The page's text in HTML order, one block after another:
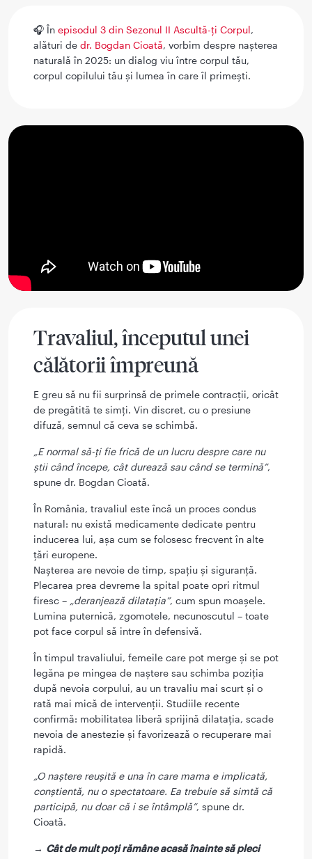
🎧 În episodul 3 din Sezonul II Ascultă-ți Corpul,
alături de dr. Bogdan Cioată, vorbim despre nașterea
naturală în 2025: un dialog viu între corpul tău,
corpul copilului tău și lumea în care îl primești.
Travaliul, începutul unei
călătorii împreună
E greu să nu fii surprinsă de primele contracții, oricât
de pregătită te simți. Vin discret, cu o presiune
difuză, semnul că ceva se schimbă.
„E normal să-ți fie frică de un lucru despre care nu
știi când începe, cât durează sau când se termină”,
spune dr. Bogdan Cioată.
În România, travaliul este încă un proces condus
natural: nu există medicamente dedicate pentru
inducerea lui, așa cum se folosesc frecvent în alte
țări europene.
Nașterea are nevoie de timp, spațiu și siguranță.
Plecarea prea devreme la spital poate opri ritmul
firesc – „deranjează dilatația”, cum spun moașele.
Lumina puternică, zgomotele, necunoscutul – toate
pot face corpul să intre în defensivă.
În timpul travaliului, femeile care pot merge și se pot
legăna pe mingea de naștere sau schimba poziția
după nevoia corpului, au un travaliu mai scurt și o
rată mai mică de intervenții. Studiile recente
confirmă: mobilitatea liberă sprijină dilatația, scade
nevoia de anestezie și favorizează o recuperare mai
rapidă.
„O naștere reușită e una în care mama e implicată,
conștientă, nu o spectatoare. Ea trebuie să simtă că
participă, nu doar că i se întâmplă”, spune dr.
Cioată.
→ Cât de mult poți rămâne acasă înainte să pleci